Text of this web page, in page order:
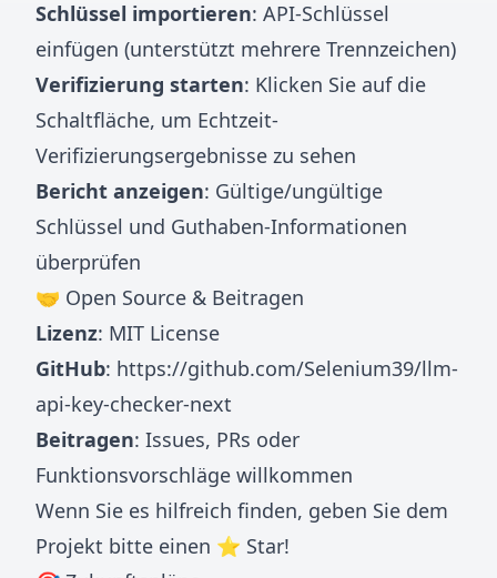
Schlüssel importieren: API-Schlüssel
einfügen (unterstützt mehrere Trennzeichen)
Verifizierung starten: Klicken Sie auf die
Schaltfläche, um Echtzeit-
Verifizierungsergebnisse zu sehen
Bericht anzeigen: Gültige/ungültige
Schlüssel und Guthaben-Informationen
überprüfen
🤝 Open Source & Beitragen
Lizenz: MIT License
GitHub: https://github.com/Selenium39/llm-
api-key-checker-next
Beitragen: Issues, PRs oder
Funktionsvorschläge willkommen
Wenn Sie es hilfreich finden, geben Sie dem
Projekt bitte einen ⭐ Star!